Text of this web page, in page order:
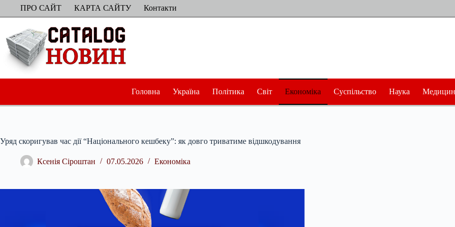
ПерейтиПРО САЙТ КАРТА САЙТУ Контакти
Головна Україна Політика Світ Економіка Суспільство Наука
Уряд скоригував час дії “Національного кешбеку”: як довго триватиме відшкодування
Ксенія Сіроштан 07.05.2026 Економіка